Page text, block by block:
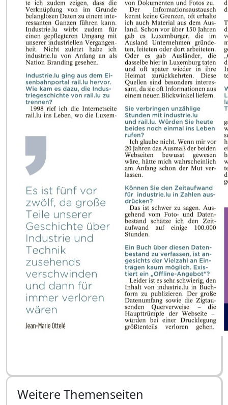
Weitere Themenseiten